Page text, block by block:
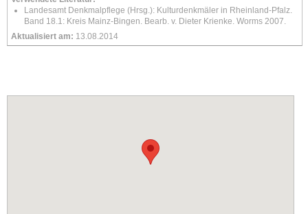
Landesamt Denkmalpflege (Hrsg.): Kulturdenkmäler in Rheinland-Pfalz.
Band 18.1: Kreis Mainz-Bingen. Bearb. v. Dieter Krienke. Worms 2007.
Aktualisiert am: 13.08.2014